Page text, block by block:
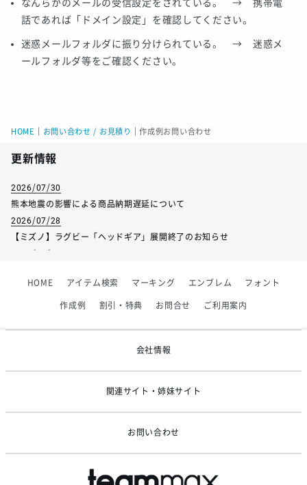
なんらかのメールの受信設定をされている。 → 携帯電
話であれば「ドメイン設定」を確認してください。
迷惑メールフォルダに振り分けられている。 → 迷惑メ
ールフォルダ等をご確認ください。
HOME お問い合わせ / お見積り ｜作成例お問い合わせ
更新情報
2026/07/30
熊本地震の影響による商品納期遅延について
2026/07/28
【ミズノ】ラグビー「ヘッドギア」展開終了のお知らせ
2026/07/01
2026/06/09
【アシックス】一部商品「生地の在庫限り」廃盤のお知らせ
HOME アイテム検索 マーキング エンブレム フォント
作成例 割引・特典 お問合せ ご利用案内
会社情報
関連サイト・姉妹サイト
お問い合わせ